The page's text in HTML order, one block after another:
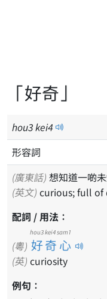
「好奇」
hou3kei4
形容詞
(廣東話) 想知道一啲
(英文) curious; full of
配詞 / 用法：
(粵) 好奇心
hou3 kei4 sam1
(英) curiosity
例句：